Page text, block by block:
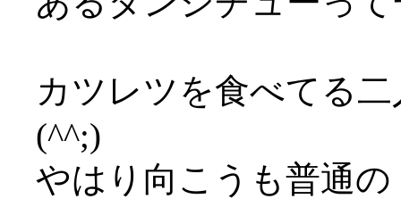
カツレツを食べてる
(^^;)
やはり向こうも普通